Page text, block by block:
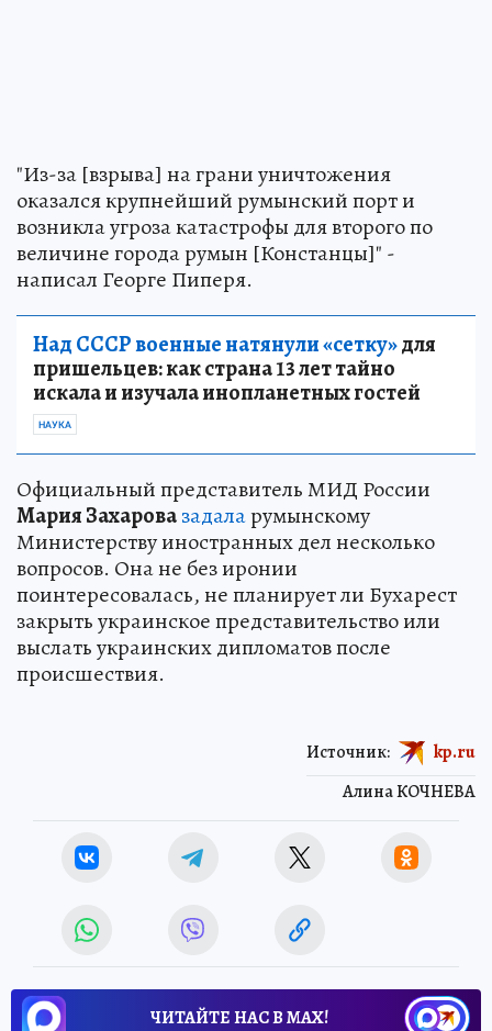
"Из-за [взрыва] на грани уничтожения
оказался крупнейший румынский порт и
возникла угроза катастрофы для второго по
величине города румын [Констанцы]" -
написал Георге Пиперя.
Над СССР военные натянули «сетку»для
пришельцев: как страна 13 лет тайно
искала и изучала инопланетных гостей
НАУКА
Официальный представитель МИД России
Мария Захаровазадаларумынскому
Министерству иностранных дел несколько
вопросов. Она не без иронии
поинтересовалась, не планирует ли Бухарест
закрыть украинское представительство или
выслать украинских дипломатов после
происшествия.
Алина КОЧНЕВА
Источник: kp.ru
ЧИТАЙТЕ НАС В МАХ!